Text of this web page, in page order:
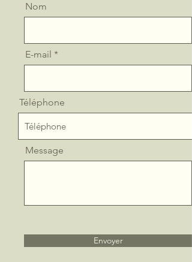
Nom
E-mail
Téléphone
Message
Envoyer